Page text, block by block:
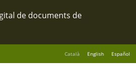
Català English Español